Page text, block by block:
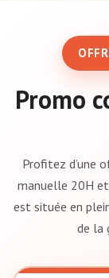
Promo
Profitez d’une
manuelle 20H
est située en
de la